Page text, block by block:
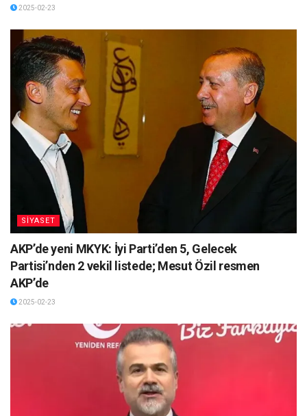
2025-02-23
SİYASET
AKP’de yeni MKYK: İyi Parti’den 5, Gelecek
Partisi’nden 2 vekil listede; Mesut Özil resmen
AKP’de
2025-02-23